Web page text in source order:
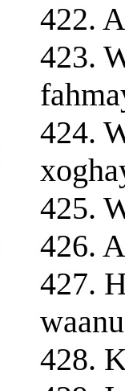
422.
423.
424.
425.
426.
427.
428.